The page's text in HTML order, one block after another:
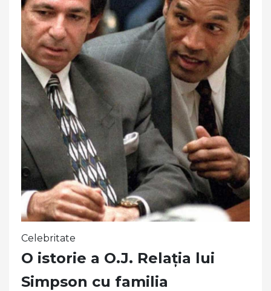
Celebritate
O istorie a O.J. Relația lui
Simpson cu familia